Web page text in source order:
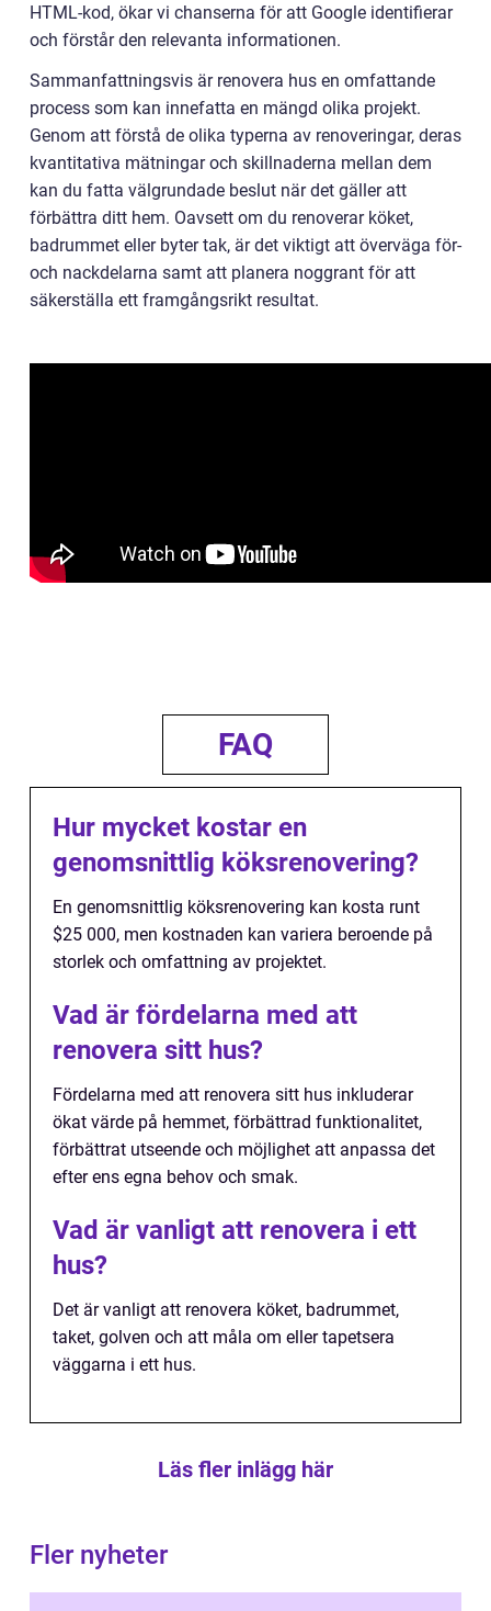
HTML-kod, ökar vi chanserna för att Google identifierar
och förstår den relevanta informationen.
Sammanfattningsvis är renovera hus en omfattande
process som kan innefatta en mängd olika projekt.
Genom att förstå de olika typerna av renoveringar, deras
kvantitativa mätningar och skillnaderna mellan dem
kan du fatta välgrundade beslut när det gäller att
förbättra ditt hem. Oavsett om du renoverar köket,
badrummet eller byter tak, är det viktigt att överväga för-
och nackdelarna samt att planera noggrant för att
säkerställa ett framgångsrikt resultat.
FAQ
Hur mycket kostar en
genomsnittlig köksrenovering?
En genomsnittlig köksrenovering kan kosta runt
$25 000, men kostnaden kan variera beroende på
storlek och omfattning av projektet.
Vad är fördelarna med att
renovera sitt hus?
Fördelarna med att renovera sitt hus inkluderar
ökat värde på hemmet, förbättrad funktionalitet,
förbättrat utseende och möjlighet att anpassa det
efter ens egna behov och smak.
Vad är vanligt att renovera i ett
hus?
Det är vanligt att renovera köket, badrummet,
taket, golven och att måla om eller tapetsera
väggarna i ett hus.
Läs fler inlägg här
Fler nyheter